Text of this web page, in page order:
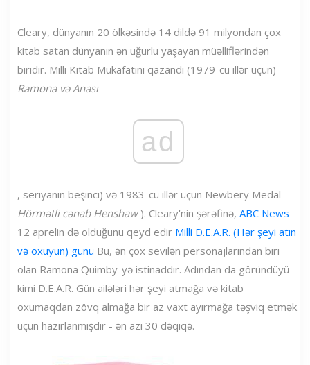
Cleary, dünyanın 20 ölkəsində 14 dildə 91 milyondan çox
kitab satan dünyanın ən uğurlu yaşayan müəlliflərindən
biridir. Milli Kitab Mükafatını qazandı (1979-cu illər üçün)
Ramona və Anası
ad
, seriyanın beşinci) və 1983-cü illər üçün Newbery Medal
Hörmətli cənab Henshaw). Cleary'nin şərəfinə, ABC News
12 aprelin də olduğunu qeyd edir Milli D.E.A.R. (Hər şeyi atın
və oxuyun) günü Bu, ən çox sevilən personajlarından biri
olan Ramona Quimby-yə istinaddır. Adından da göründüyü
kimi D.E.A.R. Gün ailələri hər şeyi atmağa və kitab
oxumaqdan zövq almağa bir az vaxt ayırmağa təşviq etmək
üçün hazırlanmışdır - ən azı 30 dəqiqə.